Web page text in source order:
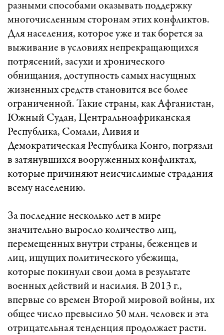
разными способами оказывать поддержку
многочисленным сторонам этих конфликтов.
Для населения, которое уже и так борется за
выживание в условиях непрекращающихся
потрясений, засухи и хронического
обнищания, доступность самых насущных
жизненных средств становится все более
ограниченной. Такие страны, как Афганистан,
Южный Судан, Центральноафриканская
Республика, Сомали, Ливия и
Демократическая Республика Конго, погрязли
в затянувшихся вооруженных конфликтах,
которые причиняют неисчислимые страдания
всему населению.
За последние несколько лет в мире
значительно выросло количество лиц,
перемещенных внутри страны, беженцев и
лиц, ищущих политического убежища,
которые покинули свои дома в результате
военных действий и насилия. В 2013 г.,
впервые со времен Второй мировой войны, их
общее число превысило 50 млн. человек и эта
отрицательная тенденция продолжает расти.